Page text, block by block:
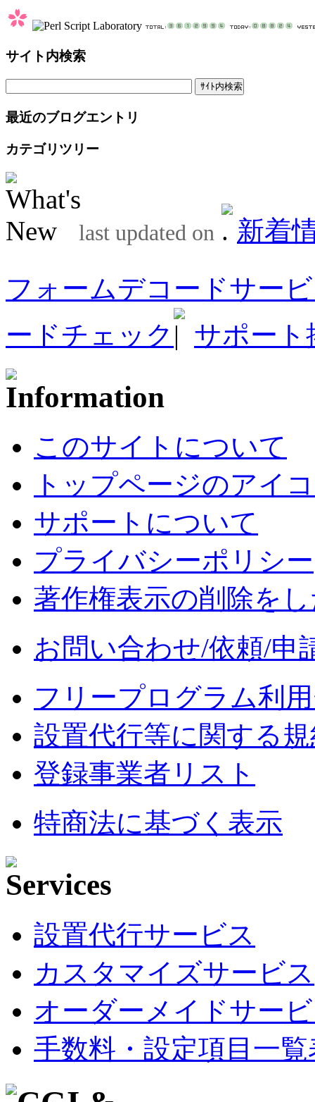
サイト内検索
最近のブログエントリ
カテゴリツリー
last updated on
新着
フォームデコードサー
ードチェック
サポート
このサイトについて
トップページのアイ
サポートについて
プライバシーポリシー
著作権表示の削除を
お問い合わせ/依頼/申
フリープログラム利
設置代行等に関する
登録事業者リスト
特商法に基づく表示
設置代行サービス
カスタマイズサービス
オーダーメイドサー
手数料・設定項目一覧